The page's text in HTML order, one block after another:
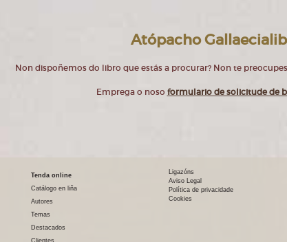
Atópacho
Non dispoñemos do libro que estás a procurar? Non te
Emprega o noso formulario de solicitude de
Tenda online
Catálogo en liña
Autores
Temas
Destacados
Clientes
Ligazóns
Aviso Legal
Política de privacidade
Cookies